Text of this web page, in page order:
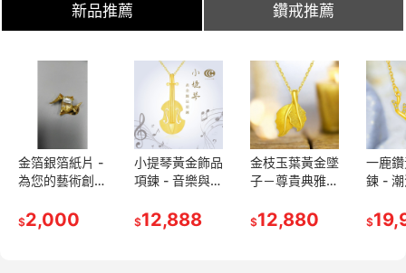
新品推薦 鑽戒推薦
金箔銀箔紙片 -
為您的藝術創作
獨特質感
$2,000
小提琴黃金飾品
項鍊 - 音樂與藝
尚選擇
$12,888
金枝玉葉黃金墜
子－尊貴典雅的
$12,880
一鹿
鍊 -
$